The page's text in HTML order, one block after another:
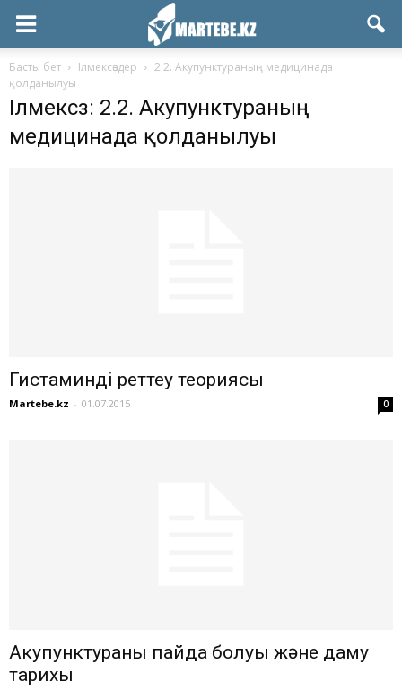
Басты бет Ілмексөздер
2.2. Акупунктураның медицинада
қолданылуы
Ілмексөз: 2.2. Акупунктураның
медицинада қолданылуы
Гистаминді реттеу теориясы
Martebe.kz - 01.07.2015 0
Акупунктураның пайда болуы және даму
тарихы